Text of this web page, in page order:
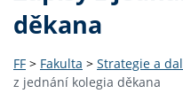
děkana
FF > Fakulta > Strategie a
z jednání kolegia děkana